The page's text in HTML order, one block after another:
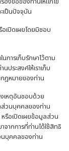
ป็นปัจจุบัน
เปิดเผยโดยมิชอบ
การเก็บรักษาไว้ตาม
ประสงค์ให้เราเก็บ
ฎหมายของท่าน
งเหตุอันชอบด้วย
ส่วนบุคคลของท่าน
หรือเปิดเผยข้อมูลส่วน
ากการที่ท่านได้ใช้สิทธิ
นบุคคลของท่าน